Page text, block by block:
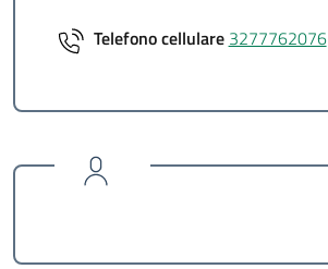
Telefono cellulare 3277762076